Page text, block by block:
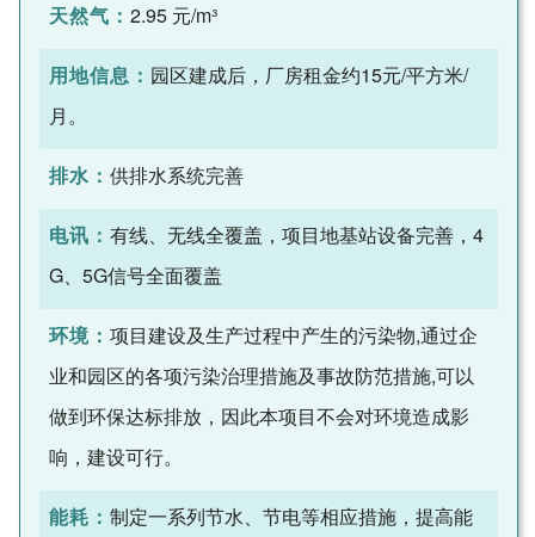
天然气： 2.95 元/m³
用地信息： 园区建成后，厂房租金约15元/平方米/
月。
排水： 供排水系统完善
电讯： 有线、无线全覆盖，项目地基站设备完善，4
G、5G信号全面覆盖
环境： 项目建设及生产过程中产生的污染物,通过企
业和园区的各项污染治理措施及事故防范措施,可以
做到环保达标排放，因此本项目不会对环境造成影
响，建设可行。
能耗： 制定一系列节水、节电等相应措施，提高能